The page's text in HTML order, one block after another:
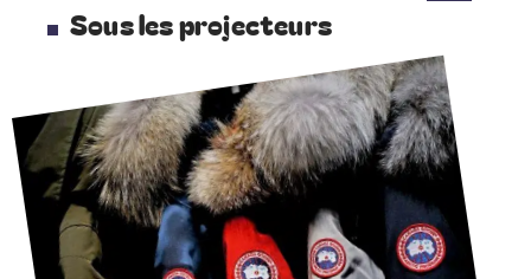
Sous les projecteurs